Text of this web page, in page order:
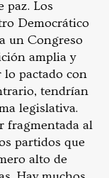
paz. Los
Democrático
un Congreso
amplia y
lo pactado con
tendrían
legislativa.
fragmentada al
partidos que
alto de